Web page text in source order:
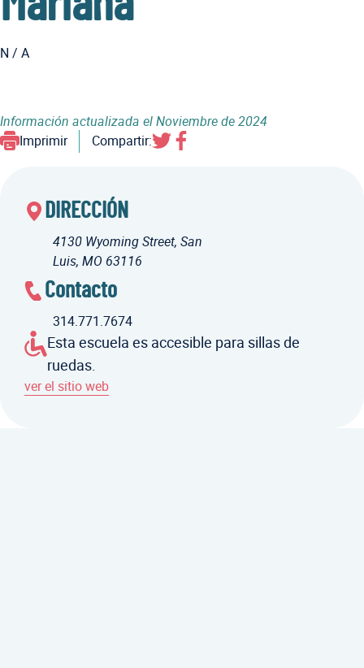
N / A
Información actualizada elNoviembre de 2024
Imprimir
Compartir:
DIRECCIÓN
4130 Wyoming Street, San
Luis, MO 63116
Contacto
314.771.7674
Esta escuela es accesible para sillas de
ruedas.
ver el sitio web